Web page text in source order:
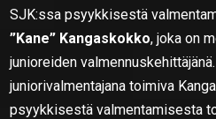
SJK:ssa psyykkisestä
”Kane” Kangaskokko, joka on
junioreiden
juniorivalmentajana toimiva
psyykkisestä valmentamisesta